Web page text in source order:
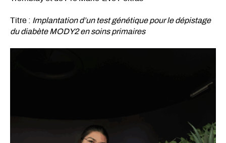
Titre : Implantation d’un test génétique pour le dépistage
du diabète MODY2 en soins primaires